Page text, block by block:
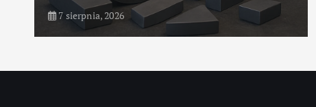
7 sierpnia, 2026